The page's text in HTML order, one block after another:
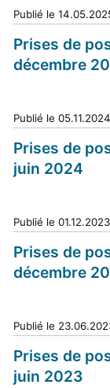
Publié le
Prises de
décembre
Publié le05.11.2024
Prises de
juin 2024
Publié le01.12.2023
Prises de
décembre
Publié le
Prises de
juin 2023